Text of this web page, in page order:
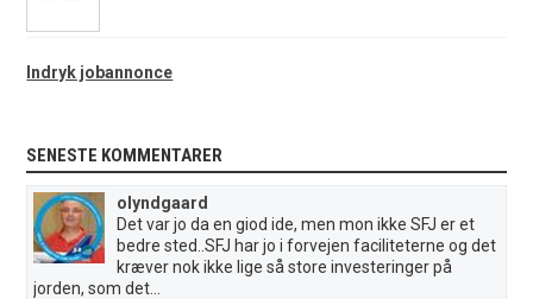
Indryk jobannonce
SENESTE KOMMENTARER
olyndgaard
Det var jo da en giod ide, men mon ikke SFJ er et
bedre sted..SFJ har jo i forvejen faciliteterne og det
kræver nok ikke lige så store investeringer på
jorden, som det...